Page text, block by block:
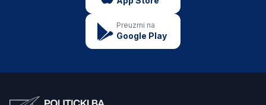
Preuzmi na
Google Play